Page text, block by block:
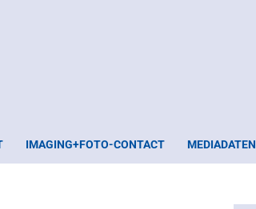
IMAGING+FOTO-CONTACT MEDIADATEN